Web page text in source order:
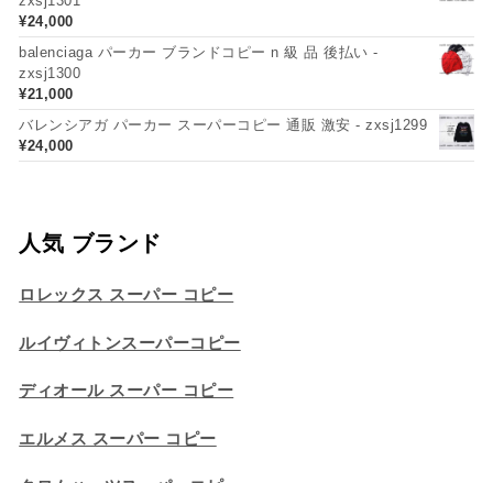
¥24,000
balenciaga パーカー ブランドコピー n 級 品 後払い -
zxsj1300
¥21,000
バレンシアガ パーカー スーパーコピー 通販 激安 - zxsj1299
¥24,000
人気 ブランド
ロレックス スーパー コピー
ルイヴィトンスーパーコピー
ディオール スーパー コピー
エルメス スーパー コピー